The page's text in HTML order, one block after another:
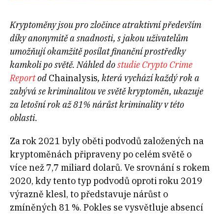
Kryptoměny jsou pro zločince atraktivní především
díky anonymitě a snadnosti, s jakou uživatelům
umožňují okamžitě posílat finanční prostředky
kamkoli po světě. Náhled dostudie Crypto Crime
Reportod Chainalysis, která vychází každý rok a
zabývá se kriminalitou ve světě kryptoměn, ukazuje
za letošní rok až 81% nárůst kriminality v této
oblasti.
Za rok 2021 byly oběti podvodů založených na
kryptoměnách připraveny po celém světě o
více než 7,7 miliard dolarů. Ve srovnání s rokem
2020, kdy tento typ podvodů oproti roku 2019
výrazně klesl, to představuje nárůst o
zmíněných 81 %. Pokles se vysvětluje absencí